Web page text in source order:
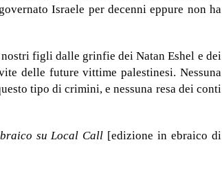
Israele per decenni eppure non ha
figli dalle grinfie dei Natan Eshel e dei
delle future vittime palestinesi. Nessuna
tipo di crimini, e nessuna resa dei conti
su Local Call [edizione in ebraico di